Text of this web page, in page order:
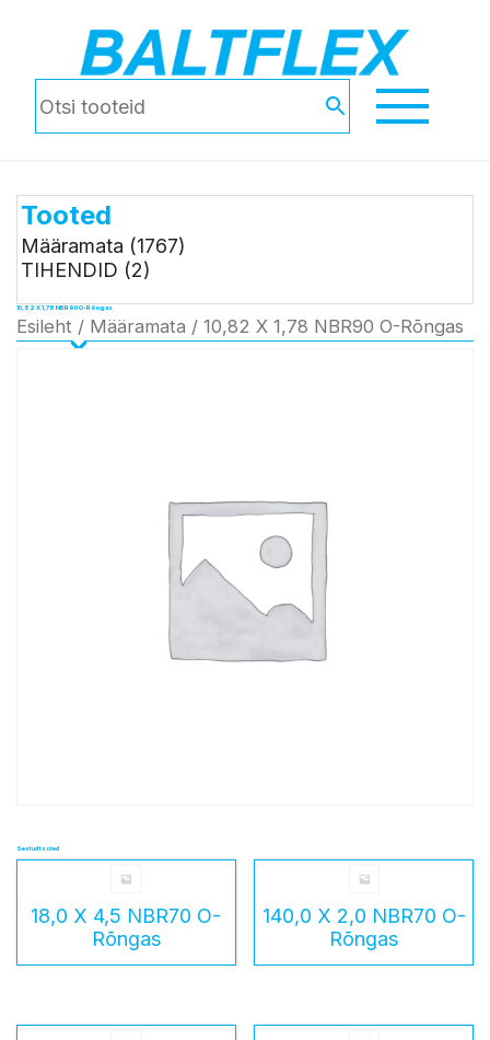
Tooted
Määramata (1767)
TIHENDID (2)
10,82 X 1,78 NBR90 O-Rõngas
Esileht / Määramata / 10,82 X 1,78 NBR90 O-Rõngas
Seotud tooted
18,0 X 4,5 NBR70 O-
Rõngas
140,0 X 2,0 NBR70 O-
Rõngas